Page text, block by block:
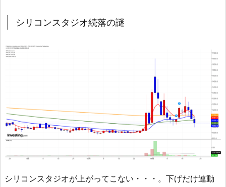
シリコンスタジオ続落の謎
シリコンスタジオが上がってこない・・・。下げだけ連動